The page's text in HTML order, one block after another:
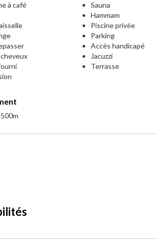
à café
Sauna
Hammam
Piscine privée
Parking
Accès handicapé
Jacuzzi
Terrasse